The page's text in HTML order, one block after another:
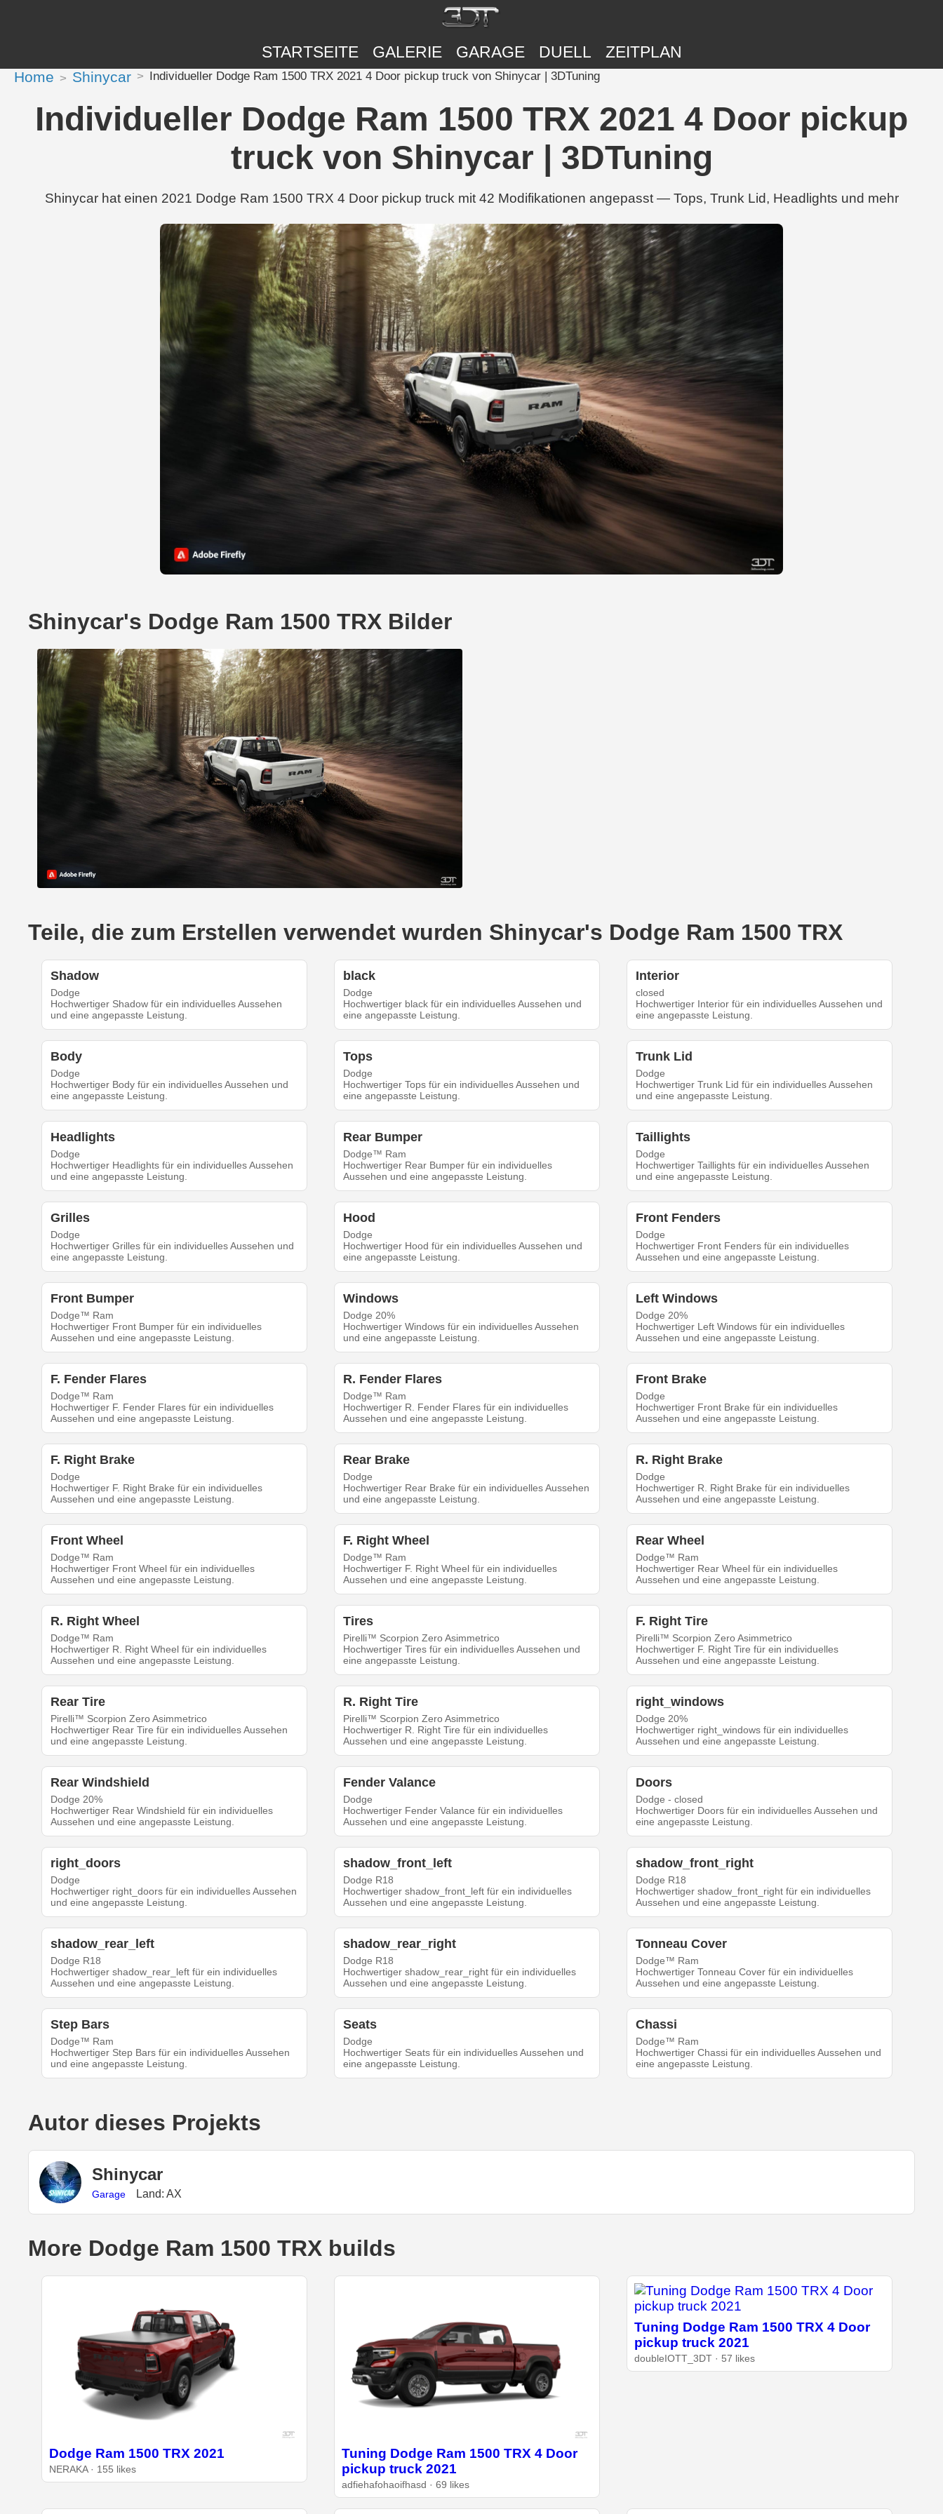
STARTSEITE GALERIE GARAGE DUELL ZEITPLAN
Home Shinycar Individueller Dodge Ram 1500 TRX 2021 4 Door pickup truck von Shinycar | 3DTuning
Individueller Dodge Ram 1500 TRX 2021 4 Door pickup
truck von Shinycar | 3DTuning
Shinycar hat einen 2021 Dodge Ram 1500 TRX 4 Door pickup truck mit 42 Modifikationen angepasst — Tops, Trunk Lid, Headlights und mehr
Shinycar's Dodge Ram 1500 TRX Bilder
Teile, die zum Erstellen verwendet wurden Shinycar's Dodge Ram 1500 TRX
Shadow
Dodge
Hochwertiger Shadow für ein individuelles Aussehen
und eine angepasste Leistung.
black
Dodge
Hochwertiger black für ein individuelles Aussehen und
eine angepasste Leistung.
Interior
closed
Hochwertiger Interior für ein individuelles Aussehen und
eine angepasste Leistung.
Body
Dodge
Hochwertiger Body für ein individuelles Aussehen und
eine angepasste Leistung.
Tops
Dodge
Hochwertiger Tops für ein individuelles Aussehen und
eine angepasste Leistung.
Trunk Lid
Dodge
Hochwertiger Trunk Lid für ein individuelles Aussehen
und eine angepasste Leistung.
Headlights
Dodge
Hochwertiger Headlights für ein individuelles Aussehen
und eine angepasste Leistung.
Rear Bumper
Dodge™ Ram
Hochwertiger Rear Bumper für ein individuelles
Aussehen und eine angepasste Leistung.
Taillights
Dodge
Hochwertiger Taillights für ein individuelles Aussehen
und eine angepasste Leistung.
Grilles
Dodge
Hochwertiger Grilles für ein individuelles Aussehen und
eine angepasste Leistung.
Hood
Dodge
Hochwertiger Hood für ein individuelles Aussehen und
eine angepasste Leistung.
Front Fenders
Dodge
Hochwertiger Front Fenders für ein individuelles
Aussehen und eine angepasste Leistung.
Front Bumper
Dodge™ Ram
Hochwertiger Front Bumper für ein individuelles
Aussehen und eine angepasste Leistung.
Windows
Dodge 20%
Hochwertiger Windows für ein individuelles Aussehen
und eine angepasste Leistung.
Left Windows
Dodge 20%
Hochwertiger Left Windows für ein individuelles
Aussehen und eine angepasste Leistung.
F. Fender Flares
Dodge™ Ram
Hochwertiger F. Fender Flares für ein individuelles
Aussehen und eine angepasste Leistung.
R. Fender Flares
Dodge™ Ram
Hochwertiger R. Fender Flares für ein individuelles
Aussehen und eine angepasste Leistung.
Front Brake
Dodge
Hochwertiger Front Brake für ein individuelles
Aussehen und eine angepasste Leistung.
F. Right Brake
Dodge
Hochwertiger F. Right Brake für ein individuelles
Aussehen und eine angepasste Leistung.
Rear Brake
Dodge
Hochwertiger Rear Brake für ein individuelles Aussehen
und eine angepasste Leistung.
R. Right Brake
Dodge
Hochwertiger R. Right Brake für ein individuelles
Aussehen und eine angepasste Leistung.
Front Wheel
Dodge™ Ram
Hochwertiger Front Wheel für ein individuelles
Aussehen und eine angepasste Leistung.
F. Right Wheel
Dodge™ Ram
Hochwertiger F. Right Wheel für ein individuelles
Aussehen und eine angepasste Leistung.
Rear Wheel
Dodge™ Ram
Hochwertiger Rear Wheel für ein individuelles
Aussehen und eine angepasste Leistung.
R. Right Wheel
Dodge™ Ram
Hochwertiger R. Right Wheel für ein individuelles
Aussehen und eine angepasste Leistung.
Tires
Pirelli™ Scorpion Zero Asimmetrico
Hochwertiger Tires für ein individuelles Aussehen und
eine angepasste Leistung.
F. Right Tire
Pirelli™ Scorpion Zero Asimmetrico
Hochwertiger F. Right Tire für ein individuelles
Aussehen und eine angepasste Leistung.
Rear Tire
Pirelli™ Scorpion Zero Asimmetrico
Hochwertiger Rear Tire für ein individuelles Aussehen
und eine angepasste Leistung.
R. Right Tire
Pirelli™ Scorpion Zero Asimmetrico
Hochwertiger R. Right Tire für ein individuelles
Aussehen und eine angepasste Leistung.
right_windows
Dodge 20%
Hochwertiger right_windows für ein individuelles
Aussehen und eine angepasste Leistung.
Rear Windshield
Dodge 20%
Hochwertiger Rear Windshield für ein individuelles
Aussehen und eine angepasste Leistung.
Fender Valance
Dodge
Hochwertiger Fender Valance für ein individuelles
Aussehen und eine angepasste Leistung.
Doors
Dodge - closed
Hochwertiger Doors für ein individuelles Aussehen und
eine angepasste Leistung.
right_doors
Dodge
Hochwertiger right_doors für ein individuelles Aussehen
und eine angepasste Leistung.
shadow_front_left
Dodge R18
Hochwertiger shadow_front_left für ein individuelles
Aussehen und eine angepasste Leistung.
shadow_front_right
Dodge R18
Hochwertiger shadow_front_right für ein individuelles
Aussehen und eine angepasste Leistung.
shadow_rear_left
Dodge R18
Hochwertiger shadow_rear_left für ein individuelles
Aussehen und eine angepasste Leistung.
shadow_rear_right
Dodge R18
Hochwertiger shadow_rear_right für ein individuelles
Aussehen und eine angepasste Leistung.
Tonneau Cover
Dodge™ Ram
Hochwertiger Tonneau Cover für ein individuelles
Aussehen und eine angepasste Leistung.
Step Bars
Dodge™ Ram
Hochwertiger Step Bars für ein individuelles Aussehen
und eine angepasste Leistung.
Seats
Dodge
Hochwertiger Seats für ein individuelles Aussehen und
eine angepasste Leistung.
Chassi
Dodge™ Ram
Hochwertiger Chassi für ein individuelles Aussehen und
eine angepasste Leistung.
Autor dieses Projekts
Shinycar
Garage Land: AX
More Dodge Ram 1500 TRX builds
Dodge Ram 1500 TRX 2021
NERAKA · 155 likes
Tuning Dodge Ram 1500 TRX 4 Door
pickup truck 2021
adfiehafohaoifhasd · 69 likes
Tuning Dodge Ram 1500 TRX 4 Door
pickup truck 2021
doubleIOTT_3DT · 57 likes